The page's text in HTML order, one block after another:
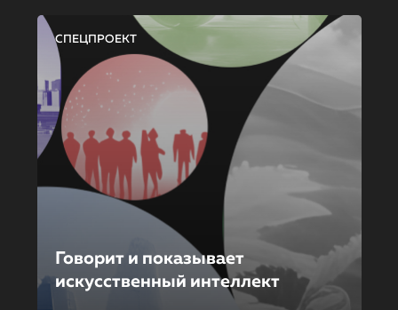
СПЕЦПРОЕКТ
Говорит и показывает
искусственный интеллект